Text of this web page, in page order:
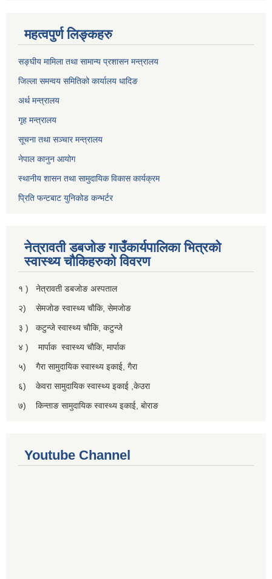
महत्वपुर्ण लिङ्कहरु
सङ्घीय मामिला तथा सामान्य प्रशासन मन्त्रालय
जिल्ला समन्वय समितिको कार्यालय धादिङ
अर्थ मन्त्रालय
गृह मन्त्रालय
सूचना तथा सञ्चार मन्त्रालय
नेपाल कानुन आयोग
स्थानीय शासन तथा सामुदायिक विकास कार्यक्रम
प्रिति फन्टबाट युनिकोड कन्भर्टर
नेत्रावती डबजाेङ गाउँकार्यपालिका भित्रकाे
स्वास्थ्य चाैकिहरुकाे विवरण
१ ) नेत्रावती डबजोङ अस्पताल
२) सेमजाेङ स्वास्थ्य चाैकि, सेमजाेङ
३ ) कटुन्जे स्वास्थ्य चाैकि, कटुन्जे
४ ) मार्पाक स्वास्थ्य चाैकि, मार्पाक
५) गैरा सामुदायिक स्वास्थ्य इकाई, गैरा
६) केवरा सामुदायिक स्वास्थ्य इकाई ,केउरा
७) किन्ताङ सामुदायिक स्वास्थ्य इकाई, बाेराङ
Youtube Channel